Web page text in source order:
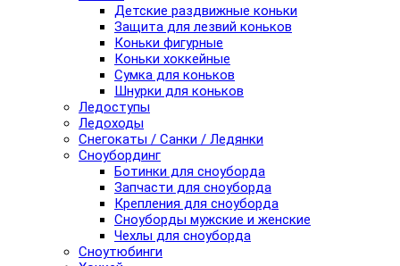
Детские раздвижные коньки
Защита для лезвий коньков
Коньки фигурные
Коньки хоккейные
Сумка для коньков
Шнурки для коньков
Ледоступы
Ледоходы
Снегокаты / Санки / Ледянки
Сноубординг
Ботинки для сноуборда
Запчасти для сноуборда
Крепления для сноуборда
Сноуборды мужские и женские
Чехлы для сноуборда
Сноутюбинги